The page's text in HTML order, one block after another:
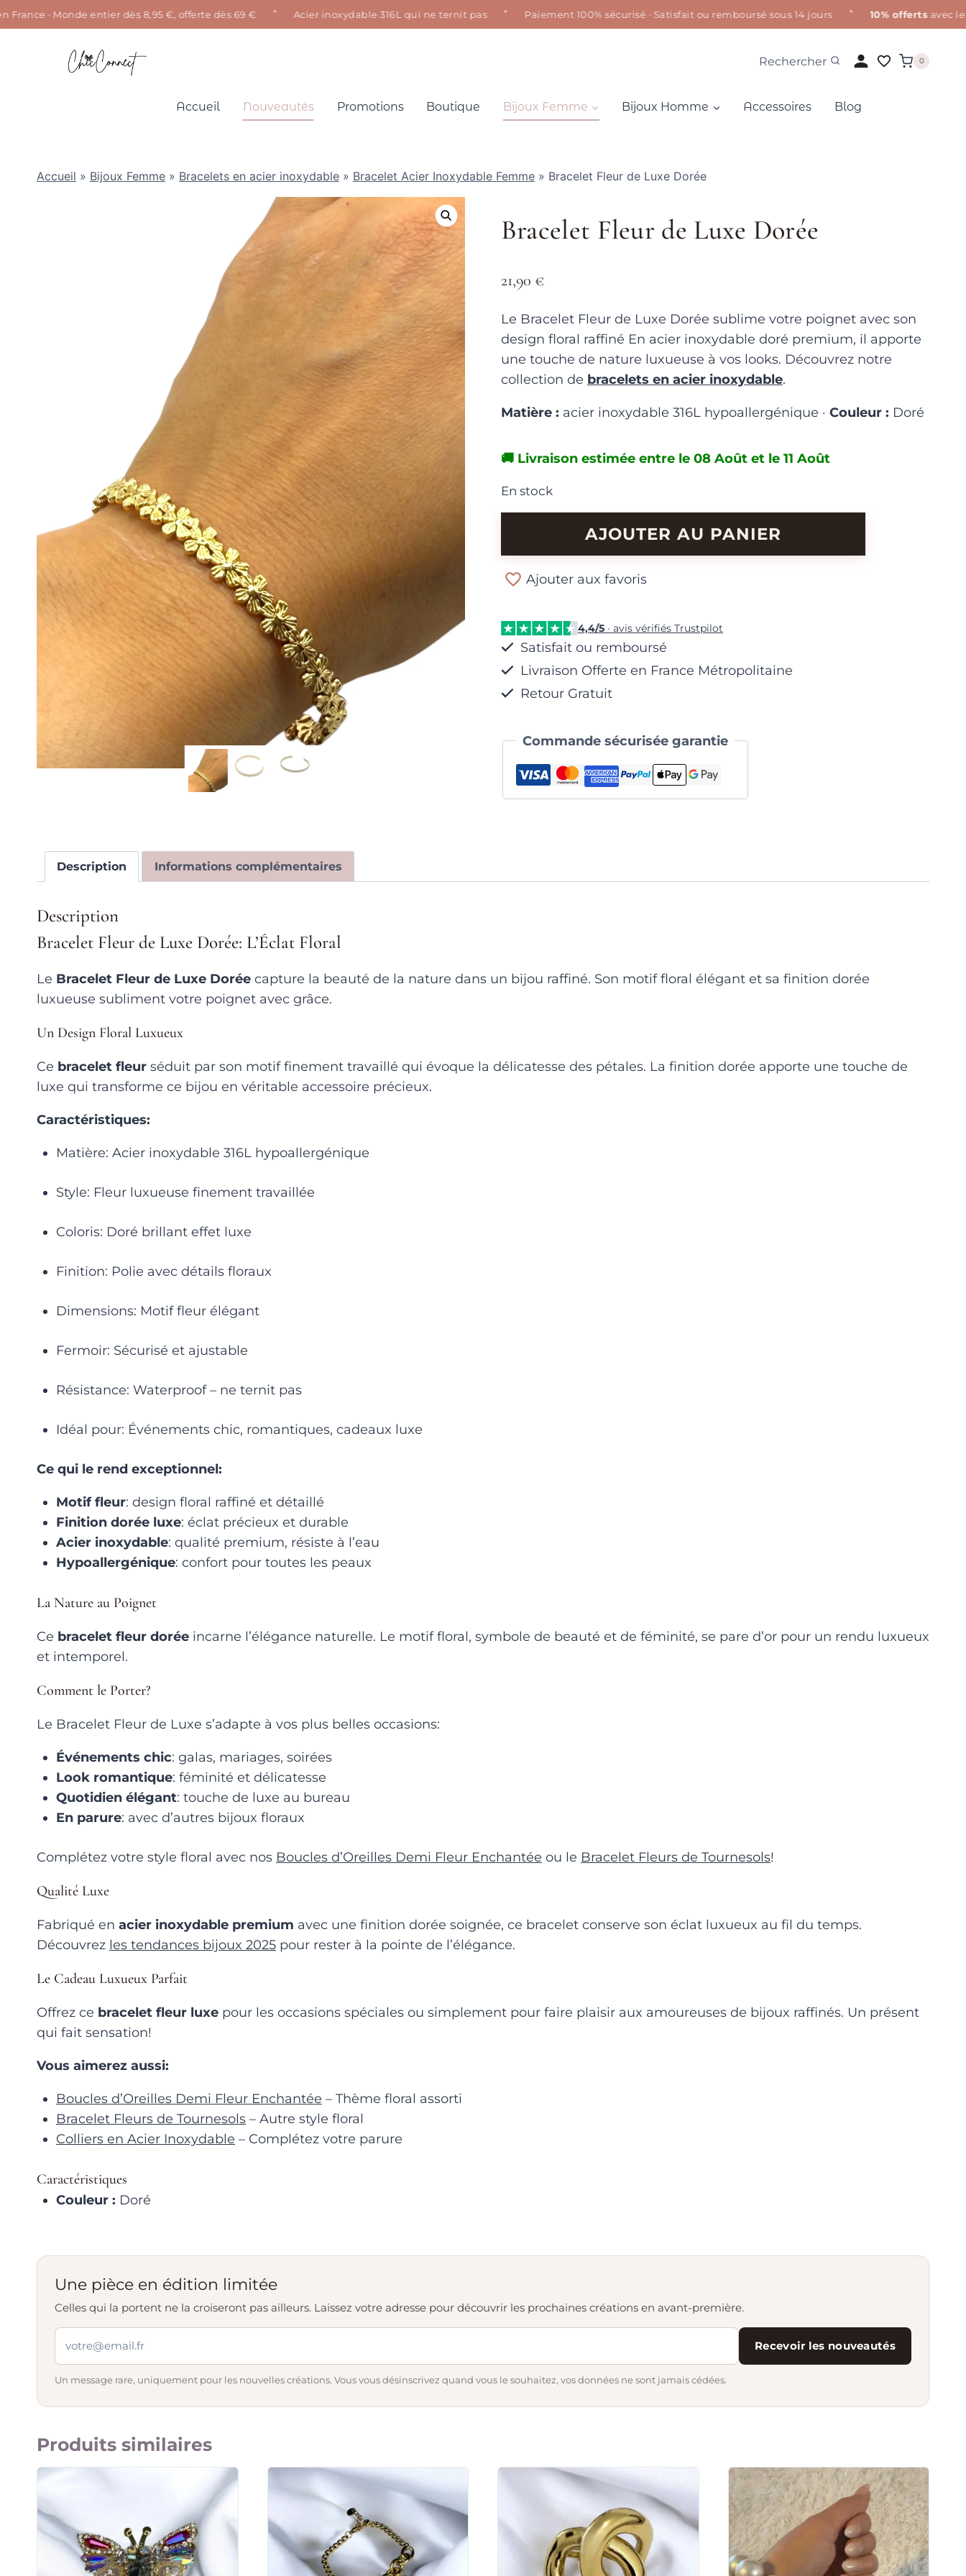
· Monde entier dès 8,95 €, offerte dès 69 € ✦ Acier inoxydable 316L qui ne ternit pas Paiement 100% sécurisé · Satisfait ou remboursé sous 14 jours 10% offertsavec le
Rechercher 0
Accueil Nouveautés Promotions Boutique Bijoux Femme Bijoux Homme Accessoires Blog
Accueil » Bijoux Femme » Bracelets en acier inoxydable » Bracelet Acier Inoxydable Femme » Bracelet Fleur de Luxe Dorée
Bracelet Fleur de Luxe Dorée
21,90 €
Le Bracelet Fleur de Luxe Dorée sublime votre poignet avec son
design floral raffiné En acier inoxydable doré premium, il apporte
une touche de nature luxueuse à vos looks. Découvrez notre
collection de bracelets en acier inoxydable.
Matière : acier inoxydable 316L hypoallergénique · Couleur : Doré
🚚 Livraison estimée entre le 08 Août et le 11 Août
En stock
Fleur
Luxe
Dorée
AJOUTER AU PANIER
Ajouter aux favoris
4,4/5· avis vérifiés Trustpilot
Satisfait ou remboursé
Livraison Offerte en France Métropolitaine
Retour Gratuit
Commande sécurisée garantie
Description Informations complémentaires
Description
Bracelet Fleur de Luxe Dorée: L’Éclat Floral
Le Bracelet Fleur de Luxe Dorée capture la beauté de la nature dans un bijou raffiné. Son motif floral élégant et sa finition dorée
luxueuse subliment votre poignet avec grâce.
Un Design Floral Luxueux
Ce bracelet fleur séduit par son motif finement travaillé qui évoque la délicatesse des pétales. La finition dorée apporte une touche de
luxe qui transforme ce bijou en véritable accessoire précieux.
Caractéristiques:
Matière: Acier inoxydable 316L hypoallergénique
Style: Fleur luxueuse finement travaillée
Coloris: Doré brillant effet luxe
Finition: Polie avec détails floraux
Dimensions: Motif fleur élégant
Fermoir: Sécurisé et ajustable
Résistance: Waterproof – ne ternit pas
Idéal pour: Événements chic, romantiques, cadeaux luxe
Ce qui le rend exceptionnel:
Motif fleur: design floral raffiné et détaillé
Finition dorée luxe: éclat précieux et durable
Acier inoxydable: qualité premium, résiste à l’eau
Hypoallergénique: confort pour toutes les peaux
La Nature au Poignet
Ce bracelet fleur dorée incarne l’élégance naturelle. Le motif floral, symbole de beauté et de féminité, se pare d’or pour un rendu luxueux
et intemporel.
Comment le Porter?
Le Bracelet Fleur de Luxe s’adapte à vos plus belles occasions:
Événements chic: galas, mariages, soirées
Look romantique: féminité et délicatesse
Quotidien élégant: touche de luxe au bureau
En parure: avec d’autres bijoux floraux
Complétez votre style floral avec nos Boucles d’Oreilles Demi Fleur Enchantée ou le Bracelet Fleurs de Tournesols!
Qualité Luxe
Fabriqué en acier inoxydable premium avec une finition dorée soignée, ce bracelet conserve son éclat luxueux au fil du temps.
Découvrez les tendances bijoux 2025 pour rester à la pointe de l’élégance.
Le Cadeau Luxueux Parfait
Offrez ce bracelet fleur luxe pour les occasions spéciales ou simplement pour faire plaisir aux amoureuses de bijoux raffinés. Un présent
qui fait sensation!
Vous aimerez aussi:
Boucles d’Oreilles Demi Fleur Enchantée – Thème floral assorti
Bracelet Fleurs de Tournesols – Autre style floral
Colliers en Acier Inoxydable – Complétez votre parure
Caractéristiques
Couleur : Doré
Une pièce en édition limitée
Celles qui la portent ne la croiseront pas ailleurs. Laissez votre adresse pour découvrir les prochaines créations en avant-première.
Recevoir les nouveautés
Un message rare, uniquement pour les nouvelles créations. Vous vous désinscrivez quand vous le souhaitez, vos données ne sont jamais cédées.
Produits similaires